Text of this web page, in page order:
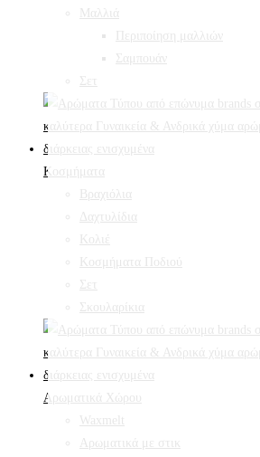
Mαλλιά
Περιποίηση μαλλιών
Σαμπουάν
Σετ
Κοσμήματα
Βραχιόλια
Δαχτυλίδια
Κολιέ
Κοσμήματα Ποδιού
Σετ
Σκουλαρίκια
Αρωματικά Χώρου
Waxmelt
Αρωματικά με στικ